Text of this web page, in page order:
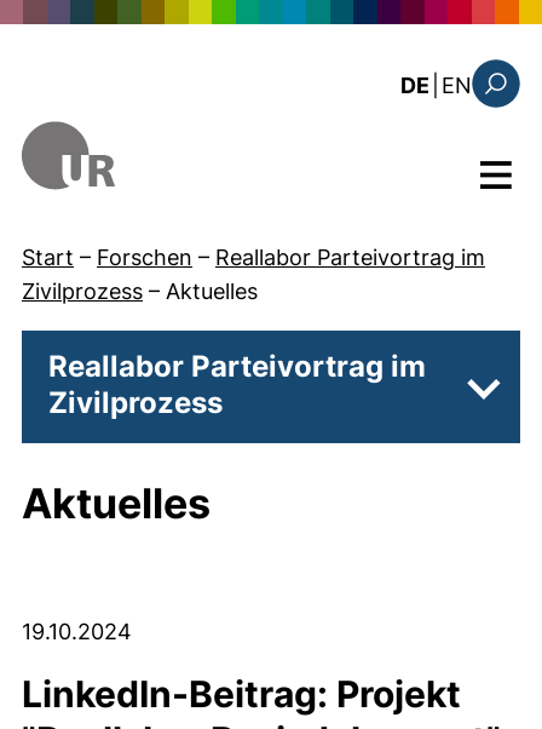
DE EN: the
Menü
Start – Forschen – Reallabor Parteivortrag im
Zivilprozess – Aktuelles
Reallabor Parteivortrag im
Zivilprozess
Aktuelles
19.10.2024
LinkedIn-Beitrag: Projekt